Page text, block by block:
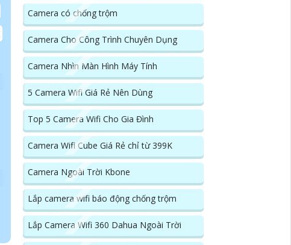
Camera có chống trộm
Camera Cho Công Trình Chuyên Dụng
Camera Nhìn Màn Hình Máy Tính
5 Camera Wifi Giá Rẻ Nên Dùng
Top 5 Camera Wifi Cho Gia Đình
Camera Wifi Cube Giá Rẻ chỉ từ 399K
Camera Ngoài Trời Kbone
Lắp camera wifi báo động chống trộm
Lắp Camera Wifi 360 Dahua Ngoài Trời